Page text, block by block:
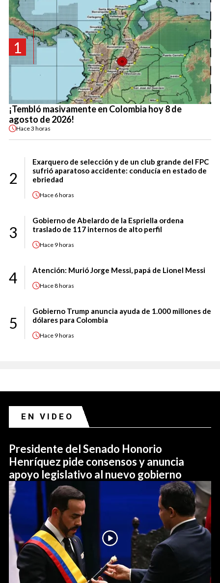
1
¡Tembló masivamente en Colombia hoy 8 de
agosto de 2026!
Hace3 horas
2
Exarquero de selección y de un club grande del FPC
sufrió aparatoso accidente: conducía en estado de
ebriedad
Hace 6 horas
3
Gobierno de Abelardo de la Espriella ordena
traslado de 117 internos de alto perfil
Hace 9 horas
4 Atención: Murió Jorge Messi, papá de Lionel Messi
Hace8 horas
5
Gobierno Trump anuncia ayuda de 1.000 millones de
dólares para Colombia
Hace 9 horas
EN VIDEO
Presidente del Senado Honorio
Henríquez pide consensos y anuncia
apoyo legislativo al nuevo gobierno